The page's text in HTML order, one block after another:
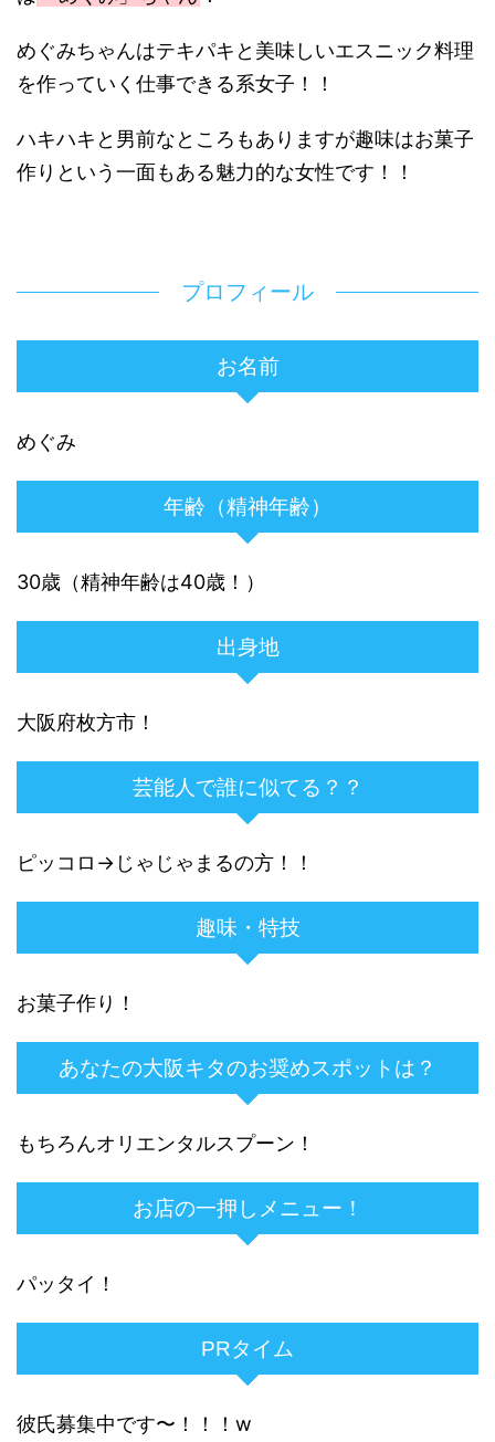
めぐみちゃんはテキパキと美味しいエスニック料理
を作っていく仕事できる系女子！！
ハキハキと男前なところもありますが趣味はお菓子
作りという一面もある魅力的な女性です！！
プロフィール
お名前
めぐみ
年齢（精神年齢）
30歳（精神年齢は40歳！）
出身地
大阪府枚方市！
芸能人で誰に似てる？？
ピッコロ→じゃじゃまるの方！！
趣味・特技
お菓子作り！
あなたの大阪キタのお奨めスポットは？
もちろんオリエンタルスプーン！
お店の一押しメニュー！
パッタイ！
PRタイム
彼氏募集中です〜！！！w